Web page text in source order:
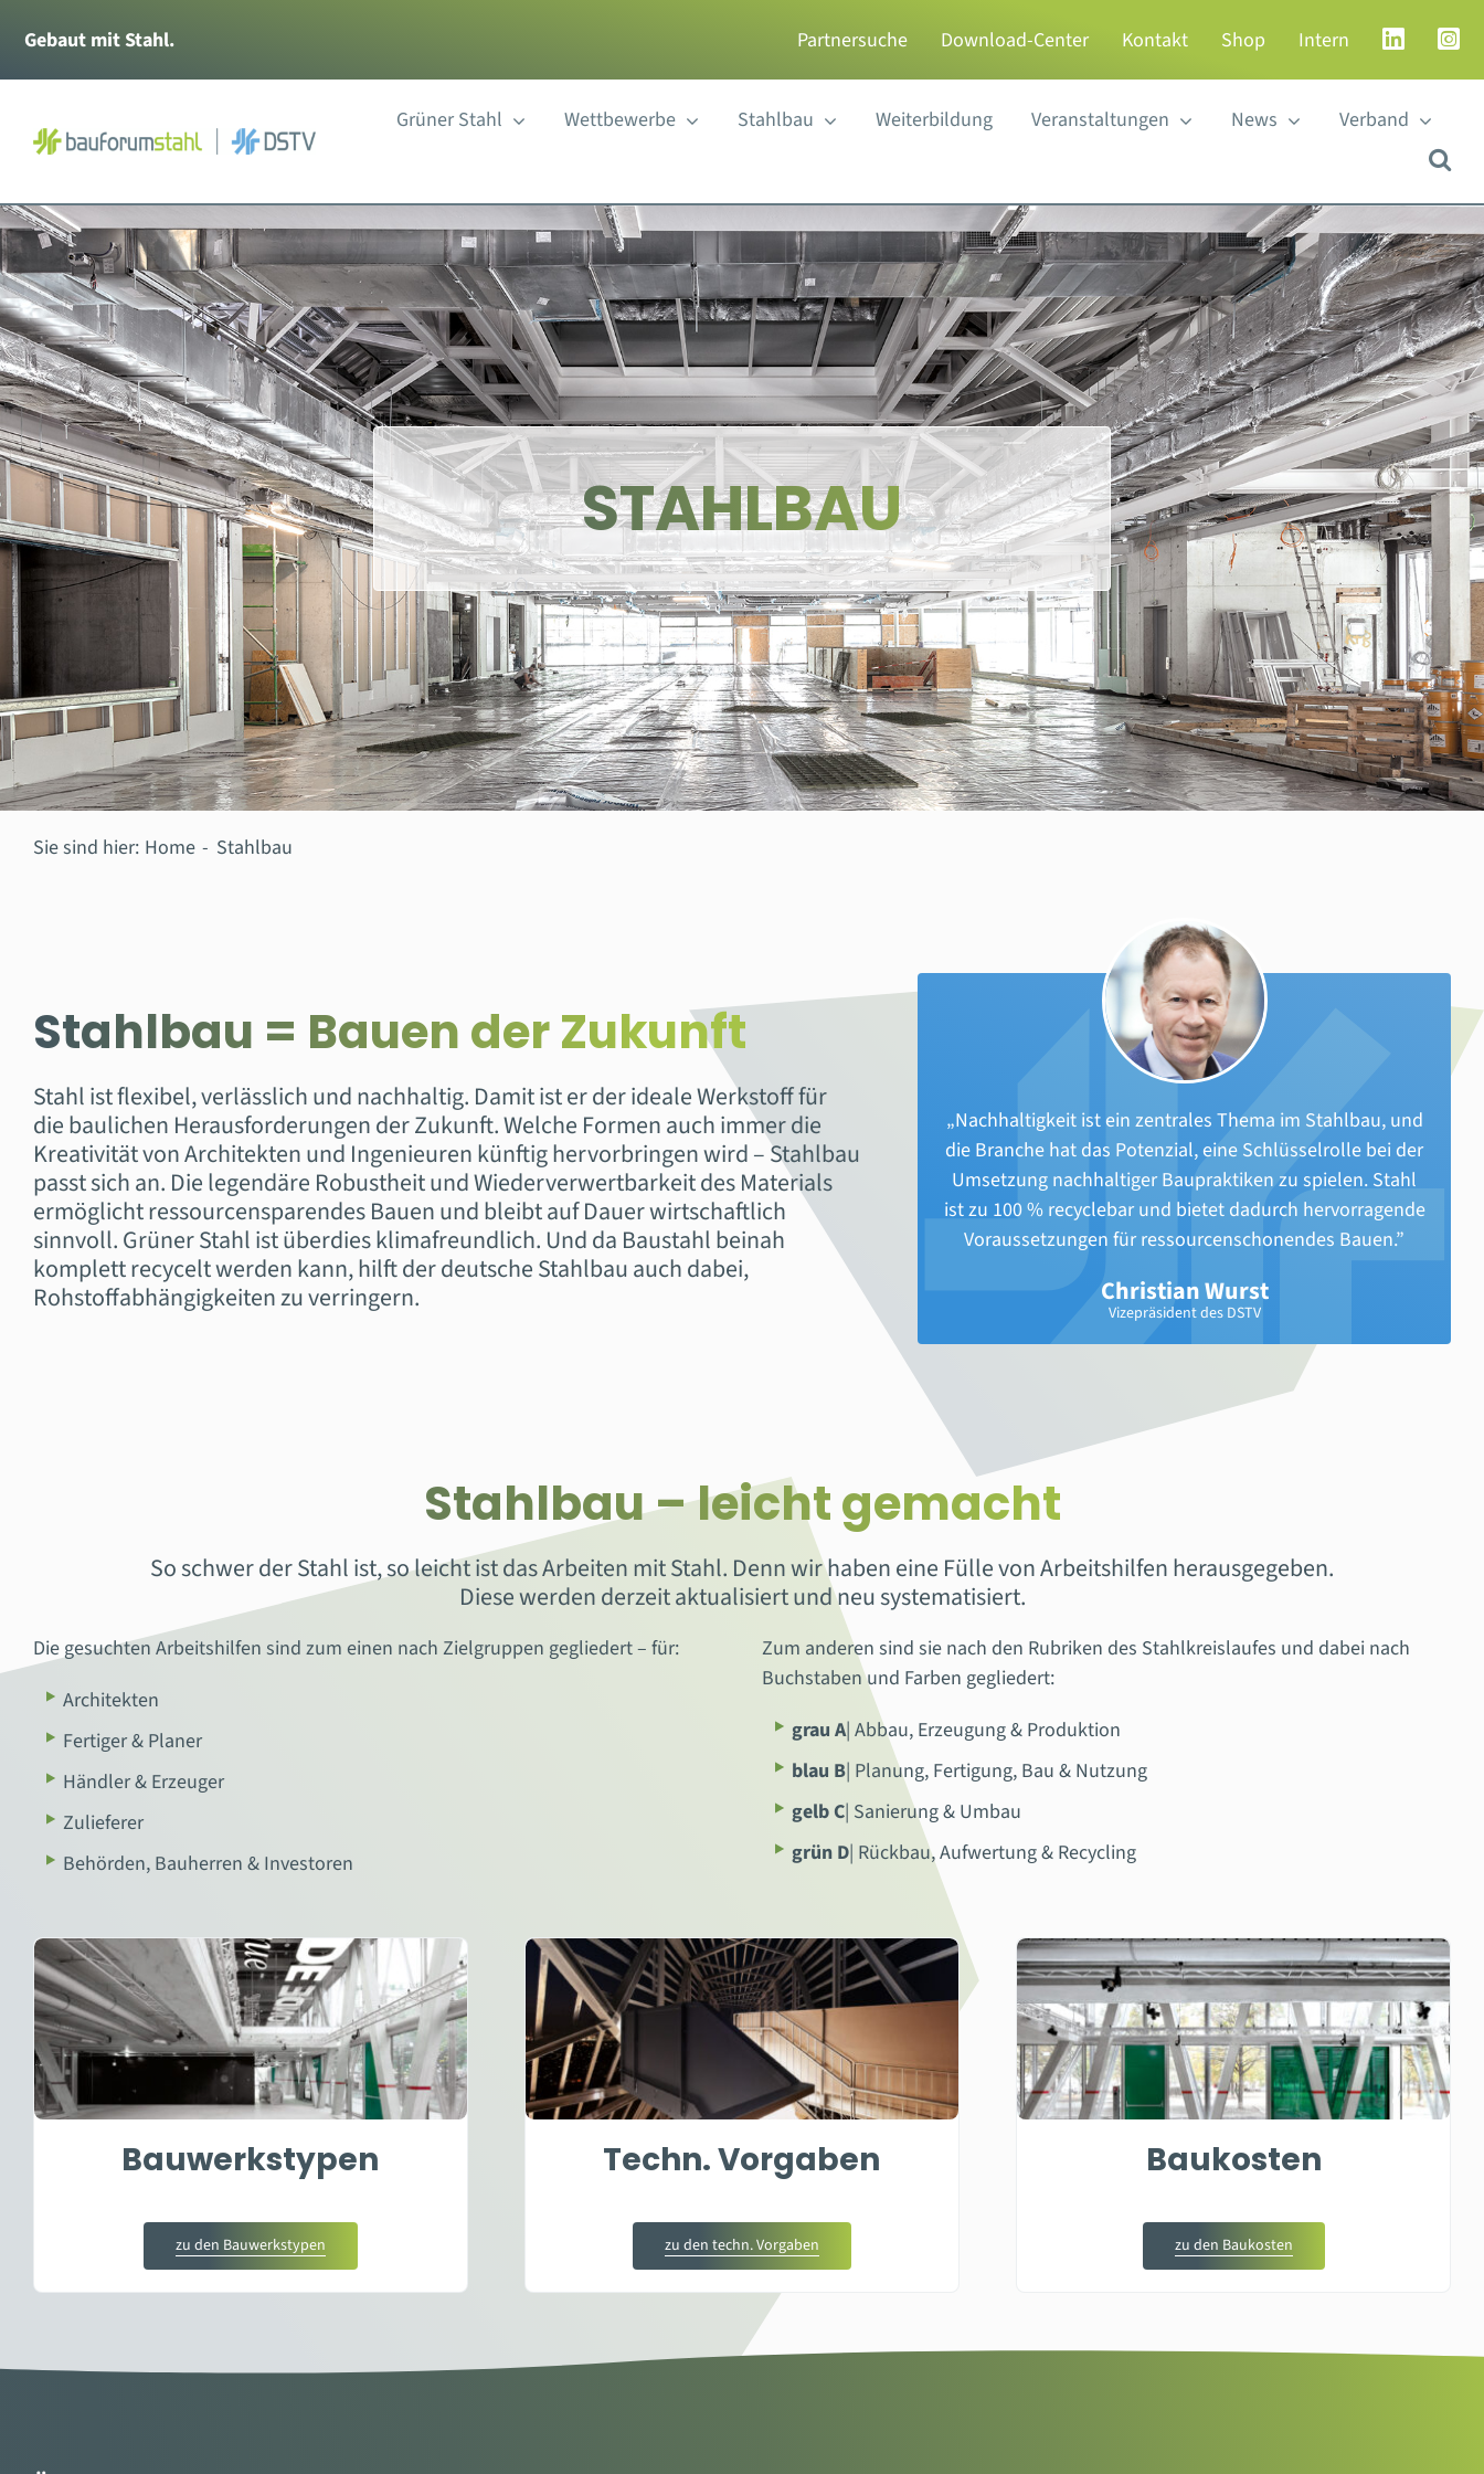
Inhalt
springen
Gebaut mit Stahl. Partnersuche Download-Center Kontakt Shop Intern
Grüner Stahl Wettbewerbe Stahlbau Weiterbildung Veranstaltungen News Verband
STAHLBAU
Sie sind hier: Home Stahlbau
Stahlbau = Bauen der Zukunft
Stahl ist flexibel, verlässlich und nachhaltig. Damit ist er der ideale Werkstoff für
die baulichen Herausforderungen der Zukunft. Welche Formen auch immer die
Kreativität von Architekten und Ingenieuren künftig hervorbringen wird – Stahlbau
passt sich an. Die legendäre Robustheit und Wiederverwertbarkeit des Materials
ermöglicht ressourcensparendes Bauen und bleibt auf Dauer wirtschaftlich
sinnvoll. Grüner Stahl ist überdies klimafreundlich. Und da Baustahl beinah
komplett recycelt werden kann, hilft der deutsche Stahlbau auch dabei,
Rohstoffabhängigkeiten zu verringern.
„Nachhaltigkeit ist ein zentrales Thema im Stahlbau, und
die Branche hat das Potenzial, eine Schlüsselrolle bei der
Umsetzung nachhaltiger Baupraktiken zu spielen. Stahl
ist zu 100 % recyclebar und bietet dadurch hervorragende
Voraussetzungen für ressourcenschonendes Bauen.”
Christian Wurst
Vizepräsident des DSTV
Stahlbau – leicht gemacht
So schwer der Stahl ist, so leicht ist das Arbeiten mit Stahl. Denn wir haben eine Fülle von Arbeitshilfen herausgegeben.
Diese werden derzeit aktualisiert und neu systematisiert.
Die gesuchten Arbeitshilfen sind zum einen nach Zielgruppen gegliedert – für:
Architekten
Fertiger & Planer
Händler & Erzeuger
Zulieferer
Behörden, Bauherren & Investoren
Zum anderen sind sie nach den Rubriken des Stahlkreislaufes und dabei nach
Buchstaben und Farben gegliedert:
grau A| Abbau, Erzeugung & Produktion
blau B| Planung, Fertigung, Bau & Nutzung
gelb C| Sanierung & Umbau
grün D| Rückbau, Aufwertung & Recycling
Bauwerkstypen
zu den Bauwerkstypen
Techn. Vorgaben
zu den techn. Vorgaben
Baukosten
zu den Baukosten